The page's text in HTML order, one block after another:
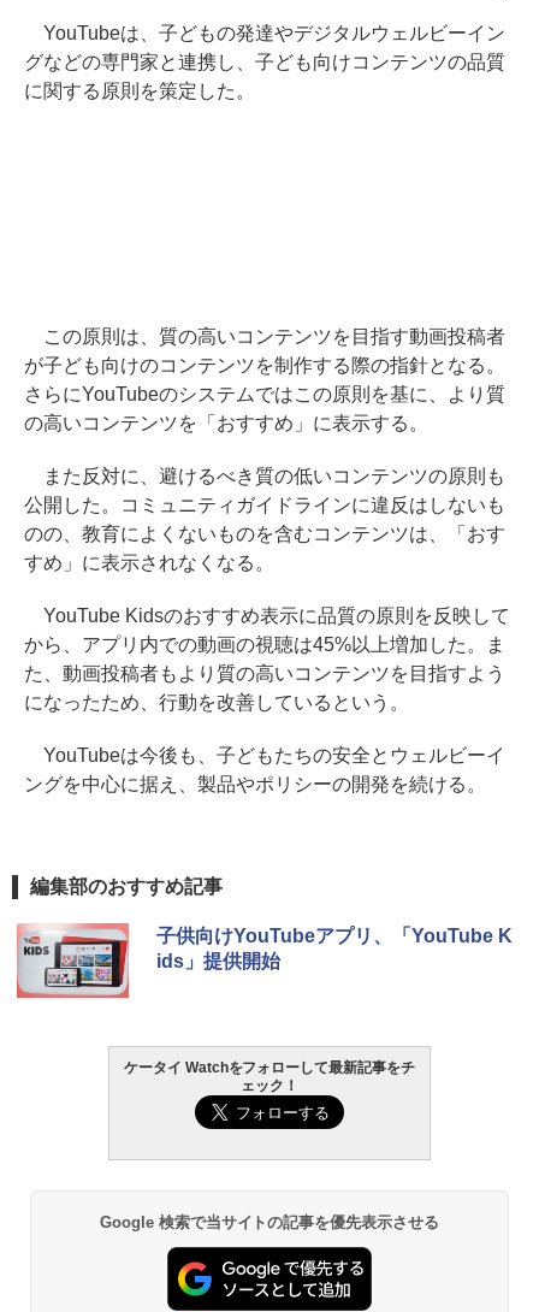
YouTubeは、子どもの発達やデジタルウェルビーイン
グなどの専門家と連携し、子ども向けコンテンツの品質
に関する原則を策定した。
この原則は、質の高いコンテンツを目指す動画投稿者
が子ども向けのコンテンツを制作する際の指針となる。
さらにYouTubeのシステムではこの原則を基に、より質
の高いコンテンツを「おすすめ」に表示する。
また反対に、避けるべき質の低いコンテンツの原則も
公開した。コミュニティガイドラインに違反はしないも
のの、教育によくないものを含むコンテンツは、「おす
すめ」に表示されなくなる。
YouTube Kidsのおすすめ表示に品質の原則を反映して
から、アプリ内での動画の視聴は45%以上増加した。ま
た、動画投稿者もより質の高いコンテンツを目指すよう
になったため、行動を改善しているという。
YouTubeは今後も、子どもたちの安全とウェルビーイ
ングを中心に据え、製品やポリシーの開発を続ける。
編集部のおすすめ記事
子供向けYouTubeアプリ、「YouTube K
ids」提供開始
ケータイ Watchをフォローして最新記事をチ
ェック！
Google 検索で当サイトの記事を優先表示させる